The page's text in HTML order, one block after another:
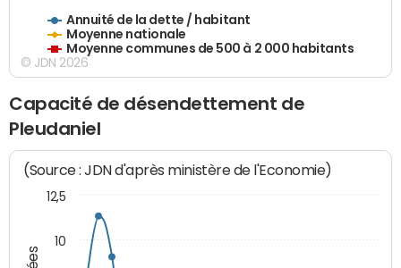
Annuité de la dette / habitant
Moyenne nationale
Moyenne communes de 500 à 2 000 habitants
© JDN 2026
Capacité de désendettement de
Pleudaniel
(Source : JDN d'après ministère de l'Economie)
10
12,5